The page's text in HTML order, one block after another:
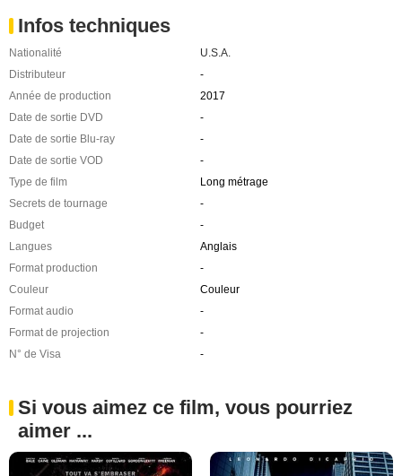
Infos techniques
Nationalité
U.S.A.
Distributeur
-
Année de production
2017
Date de sortie DVD
-
Date de sortie Blu-ray
-
Date de sortie VOD
-
Type de film
Long métrage
Secrets de tournage
-
Budget
-
Langues
Anglais
Format production
-
Couleur
Couleur
Format audio
-
Format de projection
-
N° de Visa
-
Si vous aimez ce film, vous pourriez
aimer ...